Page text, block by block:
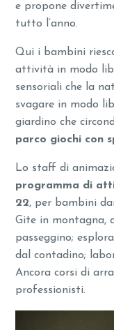
e propone
tutto l’anno.
Qui i bambini
attività in modo
sensoriali che la
svagare in modo
giardino che
parco giochi con
Lo staff di
programma di
22, per bambini
Gite in montagna,
passeggino;
dal contadino;
Ancora corsi di
professionisti.